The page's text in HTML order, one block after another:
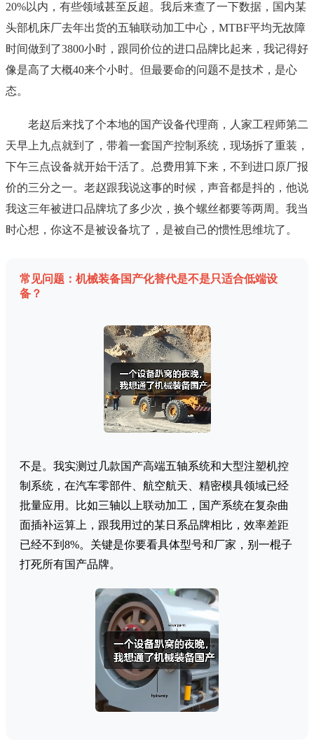
20%以内，有些领域甚至反超。我后来查了一下数据，国内某
头部机床厂去年出货的五轴联动加工中心，MTBF平均无故障
时间做到了3800小时，跟同价位的进口品牌比起来，我记得好
像是高了大概40来个小时。但最要命的问题不是技术，是心
态。
老赵后来找了个本地的国产设备代理商，人家工程师第二
天早上九点就到了，带着一套国产控制系统，现场拆了重装，
下午三点设备就开始干活了。总费用算下来，不到进口原厂报
价的三分之一。老赵跟我说这事的时候，声音都是抖的，他说
我这三年被进口品牌坑了多少次，换个螺丝都要等两周。我当
时心想，你这不是被设备坑了，是被自己的惯性思维坑了。
常见问题：机械装备国产化替代是不是只适合低端设
备？
不是。我实测过几款国产高端五轴系统和大型注塑机控
制系统，在汽车零部件、航空航天、精密模具领域已经
批量应用。比如三轴以上联动加工，国产系统在复杂曲
面插补运算上，跟我用过的某日系品牌相比，效率差距
已经不到8%。关键是你要看具体型号和厂家，别一棍子
打死所有国产品牌。